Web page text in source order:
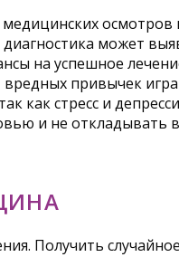
может
на успешное
вредных привычек
как стресс и
и не откладывать
Получить